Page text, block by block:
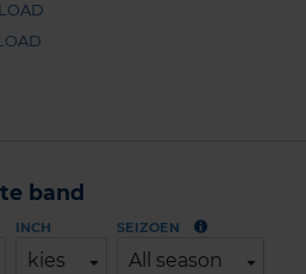
band
INCH
kies
SEIZOEN
All season